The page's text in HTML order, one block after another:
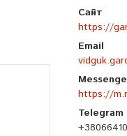
https://
https://